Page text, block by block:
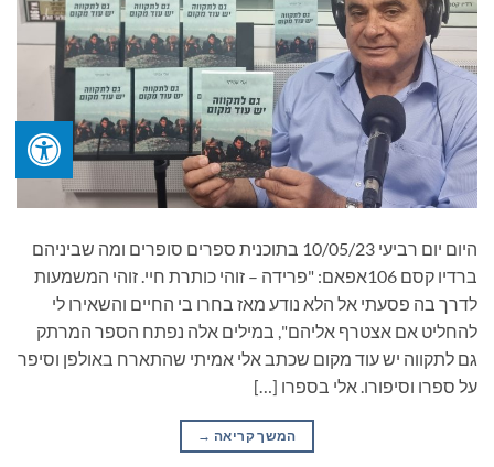
היום יום רביעי 10/05/23 בתוכנית ספרים סופרים ומה שביניהם
ברדיו קסם 106אפאם: "פרידה – זוהי כותרת חיי. זוהי המשמעות
לדרך בה פסעתי אל הלא נודע מאז בחרו בי החיים והשאירו לי
להחליט אם אצטרף אליהם", במילים אלה נפתח הספר המרתק
גם לתקווה יש עוד מקום שכתב אלי אמיתי שהתארח באולפן וסיפר
על ספרו וסיפורו. אלי בספרו […]
המשך קריאה →